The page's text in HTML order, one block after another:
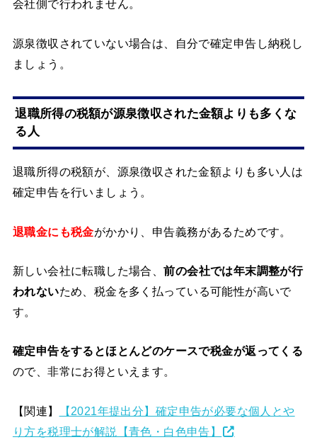
会社側で行われません。
源泉徴収されていない場合は、自分で確定申告し納税し
ましょう。
退職所得の税額が源泉徴収された金額よりも多くな
る人
退職所得の税額が、源泉徴収された金額よりも多い人は
確定申告を行いましょう。
退職金にも税金がかかり、申告義務があるためです。
新しい会社に転職した場合、前の会社では年末調整が行
われないため、税金を多く払っている可能性が高いで
す。
確定申告をするとほとんどのケースで税金が返ってくる
ので、非常にお得といえます。
【関連】
【2021年提出分】確定申告が必要な個人とや
り方を税理士が解説【青色・白色申告】